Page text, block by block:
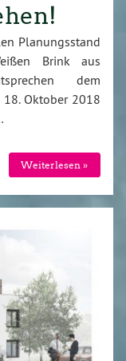
Planungsstand
Brink aus
dem
Oktober 2018
Weiterlesen »